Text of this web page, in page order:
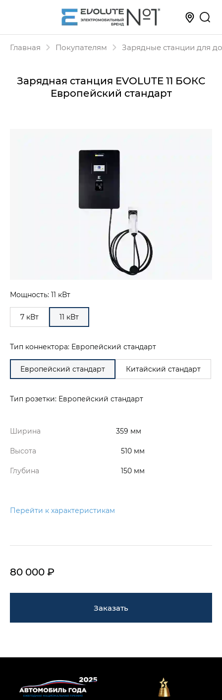
Главная Покупателям Зарядные станции для
Зарядная станция EVOLUTE 11 БОКС
Европейский стандарт
Мощность: 11 кВт
7 кВт 11 кВт
Тип коннектора: Европейский стандарт
Европейский стандарт Китайский стандарт
Тип розетки: Европейский стандарт
Ширина 359 мм
Высота 510 мм
Глубина 150 мм
Перейти к характеристикам
80 000 ₽
Заказать